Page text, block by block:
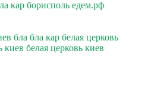
кар борисполь едем.рф
бла бла кар белая церковь
белая церковь киев